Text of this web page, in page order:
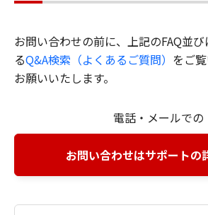
お問い合わせの前に、上記のFAQ並
るQ&A検索（よくあるご質問） をご
お願いいたします。
電話・メールでの
お問い合わせはサポートの